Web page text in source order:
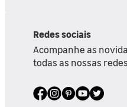
Redes sociais
Acompanhe as
todas as nossas